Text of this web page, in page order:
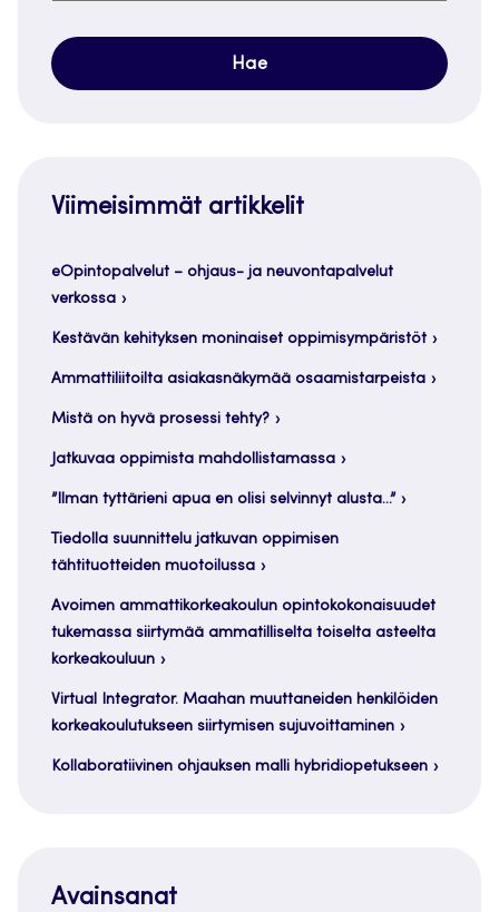
Viimeisimmät artikkelit
eOpintopalvelut – ohjaus- ja neuvontapalvelut
verkossa
Kestävän kehityksen moninaiset oppimisympäristöt
Ammattiliitoilta asiakasnäkymää osaamistarpeista
Mistä on hyvä prosessi tehty?
Jatkuvaa oppimista mahdollistamassa
”Ilman tyttärieni apua en olisi selvinnyt alusta…”
Tiedolla suunnittelu jatkuvan oppimisen
tähtituotteiden muotoilussa
Avoimen ammattikorkeakoulun opintokokonaisuudet
tukemassa siirtymää ammatilliselta toiselta asteelta
korkeakouluun
Virtual Integrator. Maahan muuttaneiden henkilöiden
korkeakoulutukseen siirtymisen sujuvoittaminen
Kollaboratiivinen ohjauksen malli hybridiopetukseen
Avainsanat